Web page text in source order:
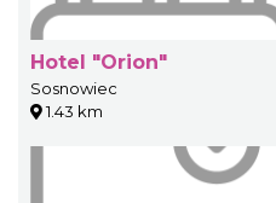
Hotel "Orion"
Sosnowiec
1.43 km